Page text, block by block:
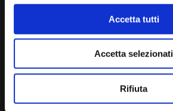
Accetta tutti
Accetta selezionati
Rifiuta